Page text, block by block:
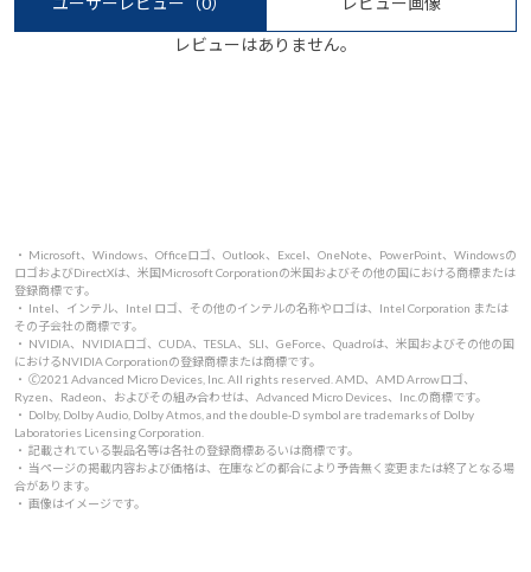
レビューはありません。
・ Microsoft、Windows、Officeロゴ、Outlook、Excel、OneNote、PowerPoint、Windowsの
ロゴおよびDirectXは、米国Microsoft Corporationの米国およびその他の国における商標または
登録商標です。
・ Intel、インテル、Intel ロゴ、その他のインテルの名称やロゴは、Intel Corporation または
その子会社の商標です。
・ NVIDIA、NVIDIAロゴ、CUDA、TESLA、SLI、GeForce、Quadroは、米国およびその他の国
におけるNVIDIA Corporationの登録商標または商標です。
・ 🄫2021 Advanced Micro Devices, Inc. All rights reserved. AMD、AMD Arrowロゴ、
Ryzen、Radeon、およびその組み合わせは、Advanced Micro Devices、Inc.の商標です。
・ Dolby, Dolby Audio, Dolby Atmos, and the double-D symbol are trademarks of Dolby
Laboratories Licensing Corporation.
・ 記載されている製品名等は各社の登録商標あるいは商標です。
・ 当ページの掲載内容および価格は、在庫などの都合により予告無く変更または終了となる場
合があります。
・ 画像はイメージです。